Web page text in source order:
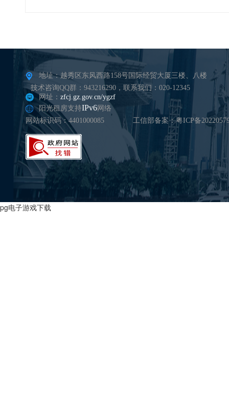
地址：越秀区东风西路158号国际经贸大厦三楼、八楼
技术咨询QQ群：943216290，联系我们：020-12345
网址： zfcj.gz.gov.cn/ygzf
阳光租房支持IPv6网络
网站标识码：4401000085
工信部备案：粤ICP备
pg电子游戏下载